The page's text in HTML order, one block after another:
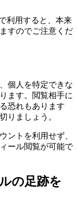
利用すると、本来
すのでご注意くだ
個人を特定できな
ます。閲覧相手に
恐れもあります
りましょう。
ントを利用せず、
ール閲覧が可能で
の足跡を